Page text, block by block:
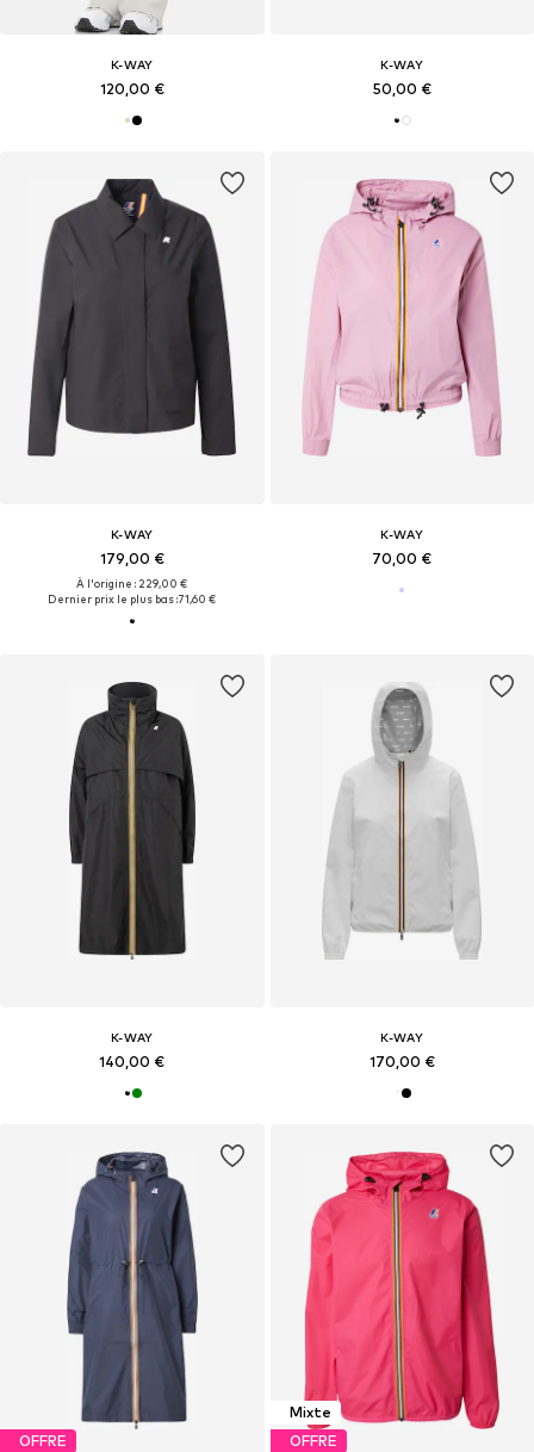
K-WAY
120,00 €
K-WAY
50,00 €
K-WAY
179,00 €
À l'origine : 229,00 €
Dernier prix le plus bas :71,60 €
K-WAY
70,00 €
K-WAY
140,00 €
K-WAY
170,00 €
OFFRE
Mixte
OFFRE